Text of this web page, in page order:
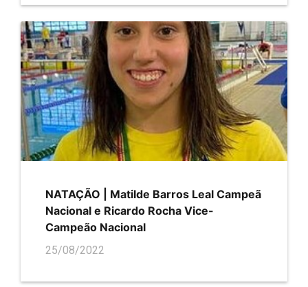
NATAÇÃO | Matilde Barros Leal Campeã
Nacional e Ricardo Rocha Vice-
Campeão Nacional
25/08/2022